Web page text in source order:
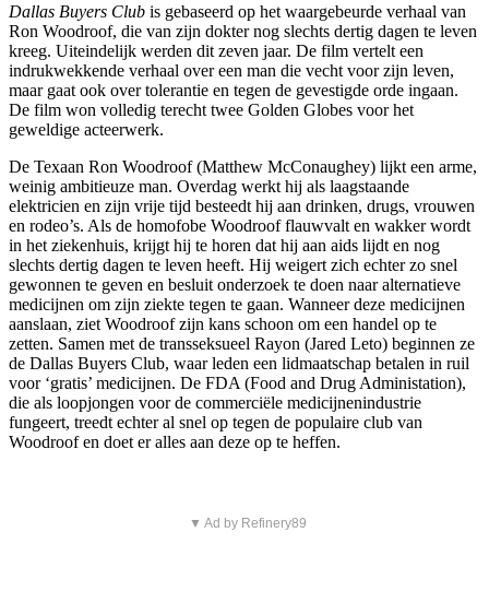
Dallas Buyers Club is gebaseerd op het waargebeurde verhaal van
Ron Woodroof, die van zijn dokter nog slechts dertig dagen te leven
kreeg. Uiteindelijk werden dit zeven jaar. De film vertelt een
indrukwekkende verhaal over een man die vecht voor zijn leven,
maar gaat ook over tolerantie en tegen de gevestigde orde ingaan.
De film won volledig terecht twee Golden Globes voor het
geweldige acteerwerk.
De Texaan Ron Woodroof (Matthew McConaughey) lijkt een arme,
weinig ambitieuze man. Overdag werkt hij als laagstaande
elektricien en zijn vrije tijd besteedt hij aan drinken, drugs, vrouwen
en rodeo’s. Als de homofobe Woodroof flauwvalt en wakker wordt
in het ziekenhuis, krijgt hij te horen dat hij aan aids lijdt en nog
slechts dertig dagen te leven heeft. Hij weigert zich echter zo snel
gewonnen te geven en besluit onderzoek te doen naar alternatieve
medicijnen om zijn ziekte tegen te gaan. Wanneer deze medicijnen
aanslaan, ziet Woodroof zijn kans schoon om een handel op te
zetten. Samen met de transseksueel Rayon (Jared Leto) beginnen ze
de Dallas Buyers Club, waar leden een lidmaatschap betalen in ruil
voor ‘gratis’ medicijnen. De FDA (Food and Drug Administation),
die als loopjongen voor de commerciële medicijnenindustrie
fungeert, treedt echter al snel op tegen de populaire club van
Woodroof en doet er alles aan deze op te heffen.
▼ Ad by Refinery89